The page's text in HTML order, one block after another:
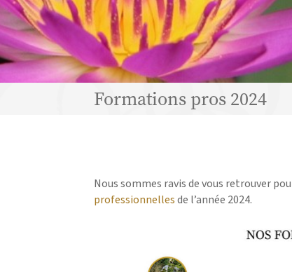
Formations pros 2024
Nous sommes ravis de vous retrouver
professionnellesde l’année 2024.